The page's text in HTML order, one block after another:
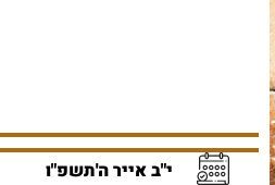
י"ב אייר ה'תשפ"ו